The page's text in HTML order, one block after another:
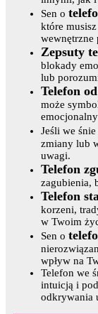
Sen o
które
wewnętrzne
Zepsuty
blokady
lub
Telefon
może
Jeśli we
zmiany lub
uwagi.
Telefon
zagubienia,
Telefon
korzeni,
w Twoim
Sen o
wpływ na
Telefon we
intuicją i
odkrywania